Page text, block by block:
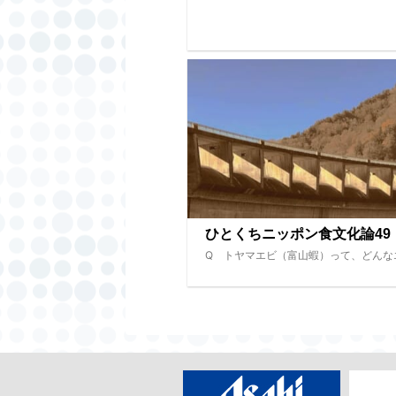
ひとくちニッポン食文化論49
Q トヤマエビ（富山蝦）って、どんな